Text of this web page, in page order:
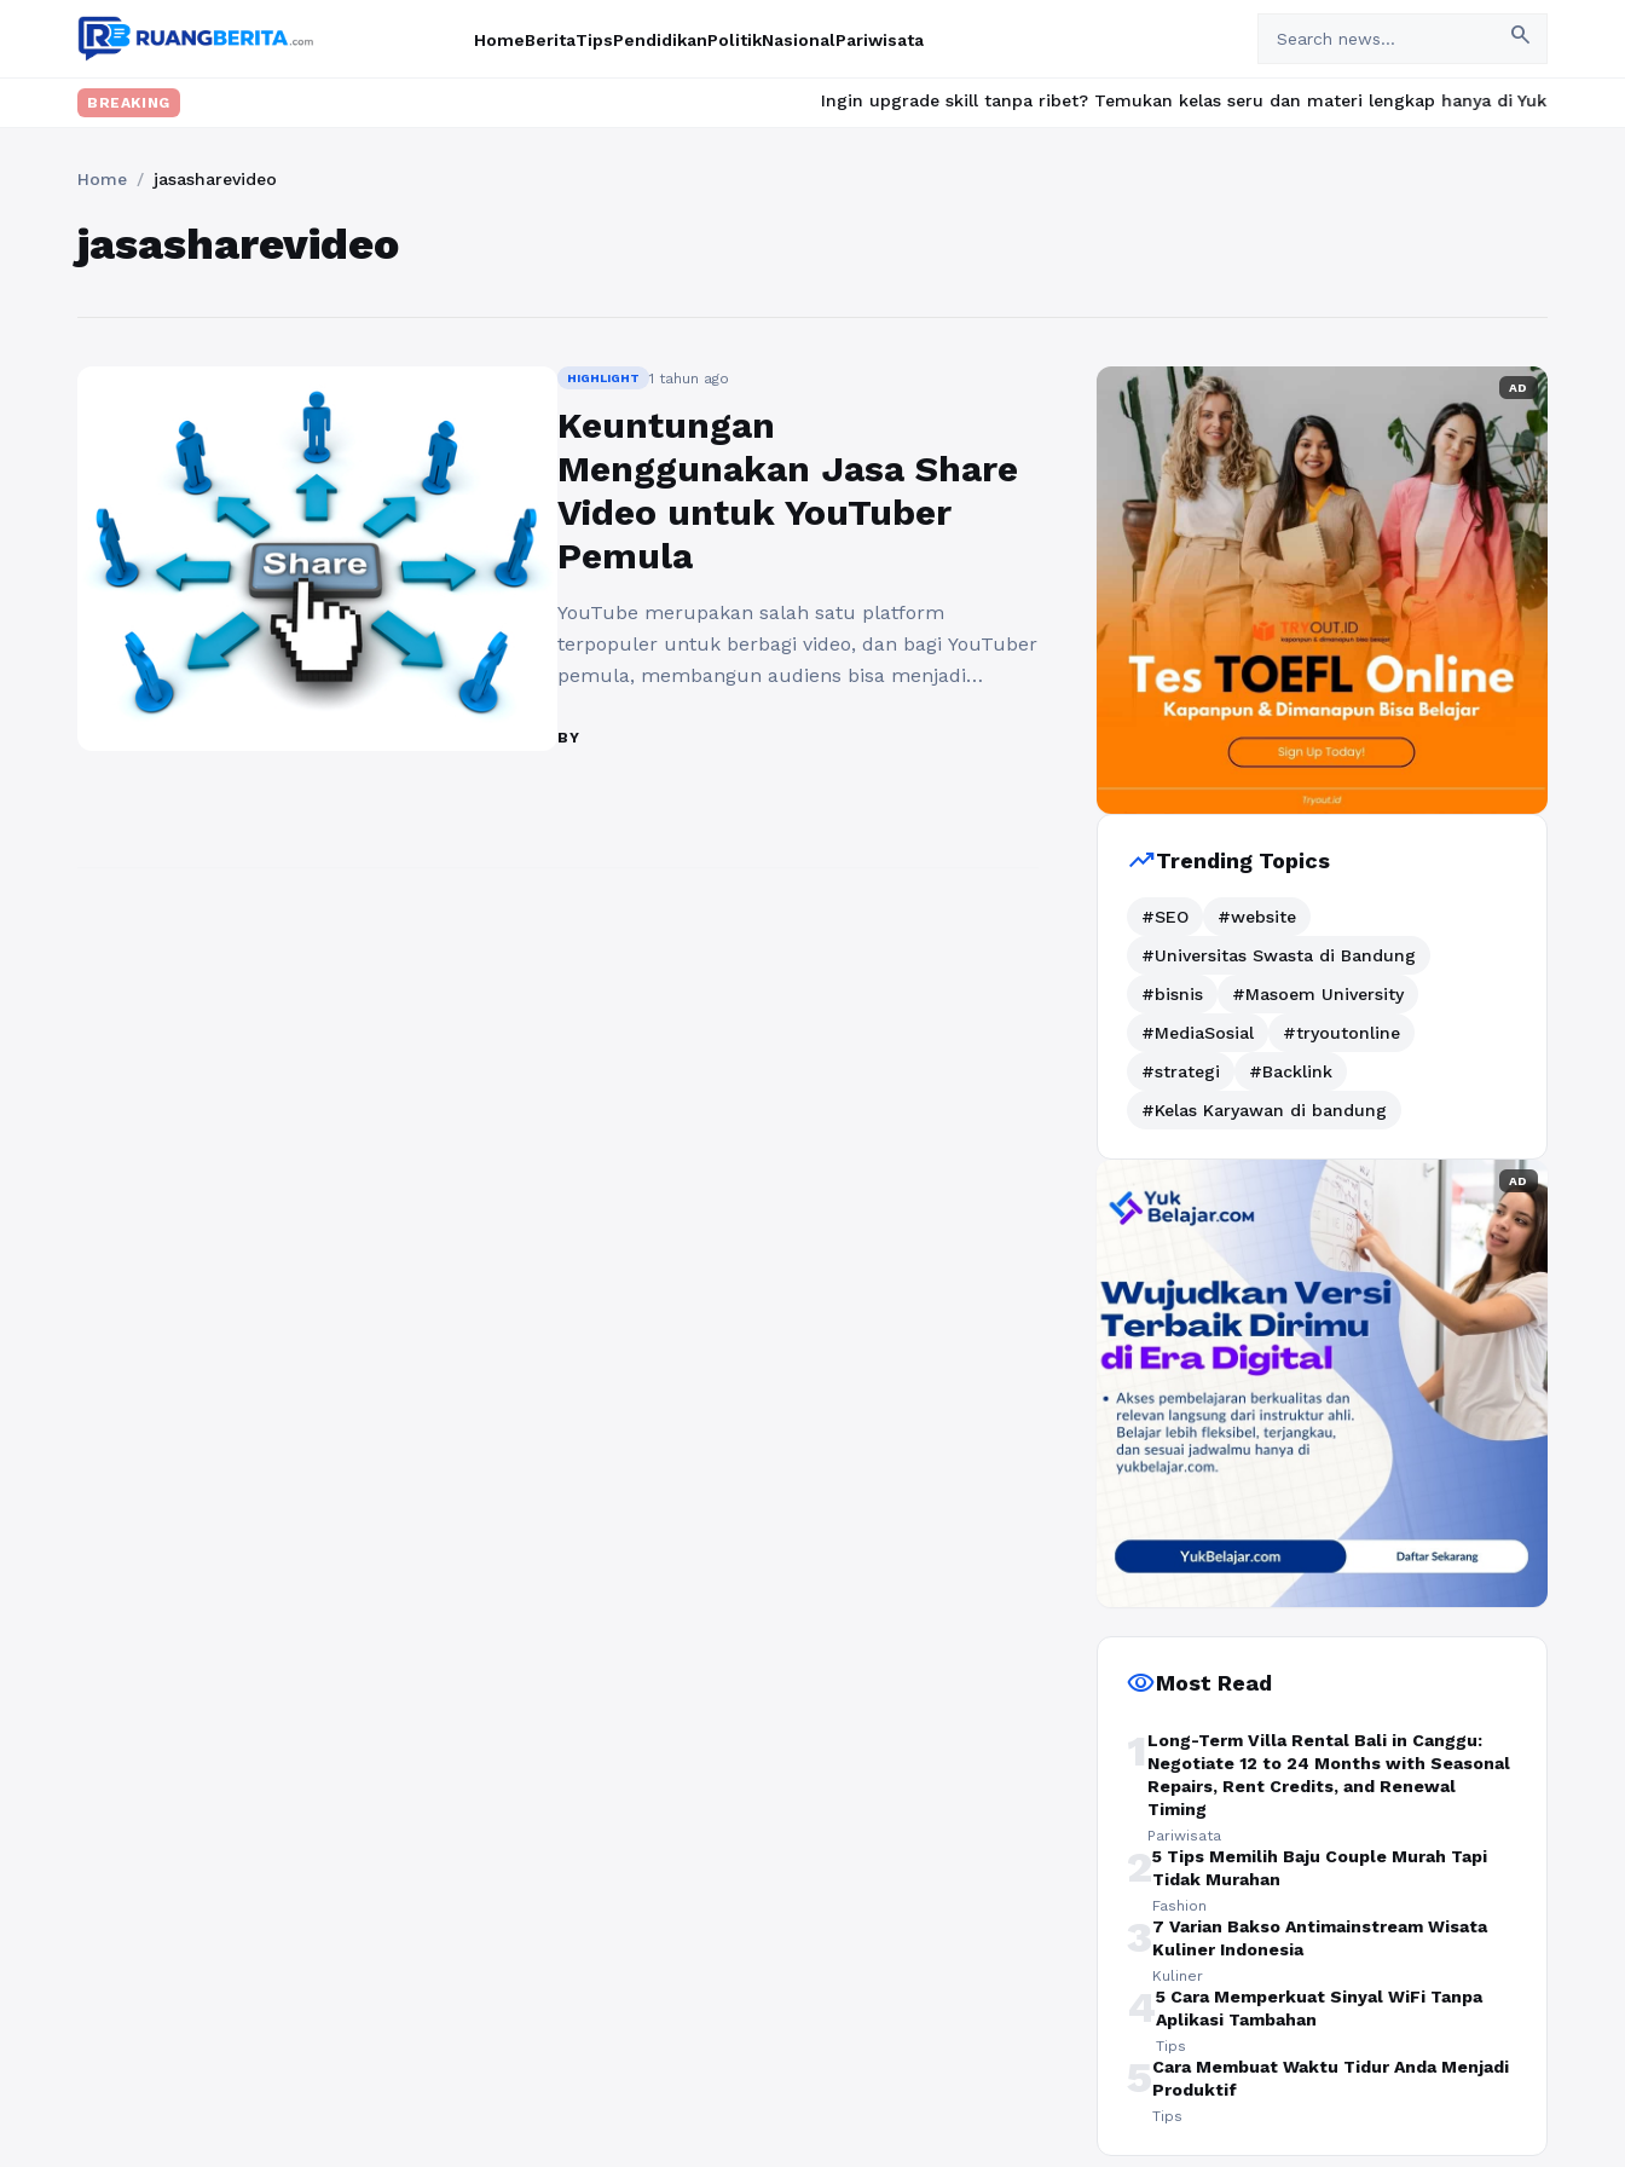
HomeBeritaTipsPendidikanPolitikNasionalPariwisata search
BREAKING Ingin upgrade skill tanpa ribet? Temukan kelas seru dan materi lengkap hanya di YukBelajar.com.
Home / jasasharevideo
jasasharevideo
HIGHLIGHT 1 tahun ago
Keuntungan
Menggunakan Jasa Share
Video untuk YouTuber
Pemula
YouTube merupakan salah satu platform
terpopuler untuk berbagi video, dan bagi YouTuber
pemula, membangun audiens bisa menjadi
untuk mempercepat pertumbuhan saluran
BY
AD
trending_upTrending Topics
#SEO
#website
#Universitas Swasta di Bandung
#bisnis
#Masoem University
#MediaSosial
#tryoutonline
#strategi
#Backlink
#Kelas Karyawan di bandung
AD
visibilityMost Read
1 Long-Term Villa Rental Bali in Canggu:
Negotiate 12 to 24 Months with Seasonal
Repairs, Rent Credits, and Renewal
Timing
Pariwisata
25 Tips Memilih Baju Couple Murah Tapi
Tidak Murahan
Fashion
37 Varian Bakso Antimainstream Wisata
Kuliner Indonesia
Kuliner
45 Cara Memperkuat Sinyal WiFi Tanpa
Aplikasi Tambahan
Tips
5Cara Membuat Waktu Tidur Anda Menjadi
Produktif
Tips